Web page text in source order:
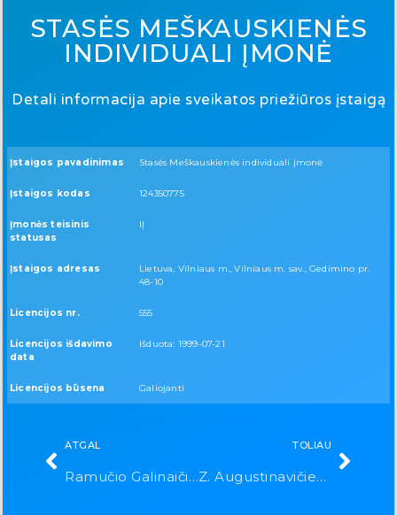
STASĖS MEŠKAUSKIENĖS
INDIVIDUALI ĮMONĖ
Detali informacija apie sveikatos priežiūros įstaigą
Įstaigos pavadinimas Stasės Meškauskienės individuali įmonė
Įstaigos kodas 124350775
Įmonės teisinis
statusas
IĮ
Įstaigos adresas
Lietuva, Vilniaus m., Vilniaus m. sav., Gedimino pr.
48-10
Licencijos nr. 555
Licencijos išdavimo
data
Išduota: 1999-07-21
Licencijos būsena Galiojanti
ATGAL
Ramučio Galinaičio personali firma
TOLIAU
Z. Augustinavičienės individuali įmonė